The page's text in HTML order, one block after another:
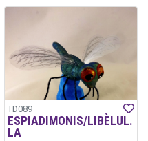
TD089
ESPIADIMONIS/LIBÈLUL.
LA